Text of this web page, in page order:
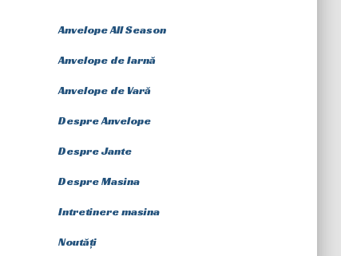
Anvelope All Season
Anvelope de Iarnă
Anvelope de Vară
Despre Anvelope
Despre Jante
Despre Masina
Intretinere masina
Noutăți